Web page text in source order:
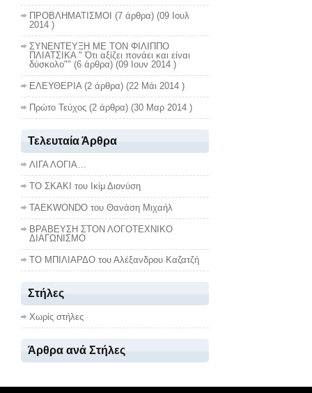
ΠΡΟΒΛΗΜΑΤΙΣΜΟΙ (7 άρθρα) (09 Ιουλ
2014 )
ΣΥΝΕΝΤΕΥΞΗ ΜΕ ΤΟΝ ΦΙΛΙΠΠΟ
ΠΛΙΑΤΣΙΚΑ " Ότι αξίζει πονάει και είναι
δύσκολο"" (6 άρθρα) (09 Ιουν 2014 )
ΕΛΕΥΘΕΡΙΑ(2 άρθρα) (22 Μάι 2014 )
Πρώτο Τεύχος (2 άρθρα) (30 Μαρ 2014 )
Τελευταία Άρθρα
ΛΙΓΑ ΛΟΓΙΑ…
ΤΟ ΣΚΑΚΙ του Ικίμ Διονύση
TAEKWONDO του Θανάση Μιχαήλ
ΒΡΑΒΕΥΣΗ ΣΤΟΝ ΛΟΓΟΤΕΧΝΙΚΟ
ΔΙΑΓΩΝΙΣΜΟ
ΤΟ ΜΠΙΛΙΑΡΔΟ του Αλέξανδρου Καζατζή
Στήλες
Χωρίς στήλες
Άρθρα ανά Στήλες